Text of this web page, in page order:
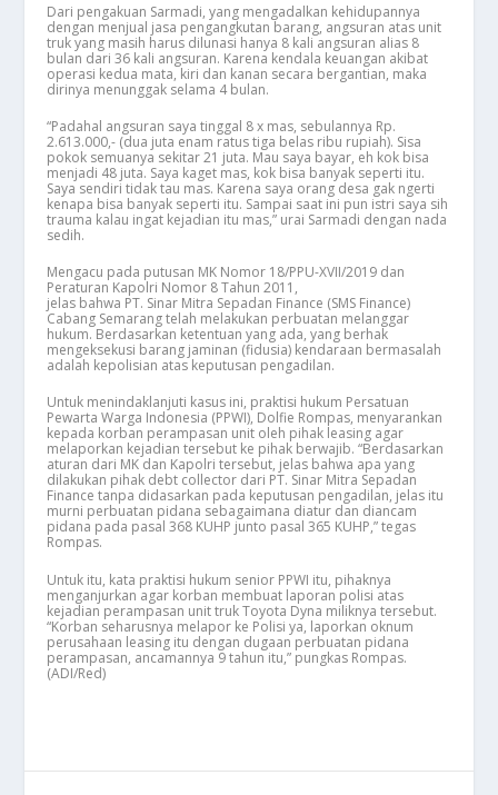
Dari pengakuan Sarmadi, yang mengadalkan kehidupannya
dengan menjual jasa pengangkutan barang, angsuran atas unit
truk yang masih harus dilunasi hanya 8 kali angsuran alias 8
bulan dari 36 kali angsuran. Karena kendala keuangan akibat
operasi kedua mata, kiri dan kanan secara bergantian, maka
dirinya menunggak selama 4 bulan.
“Padahal angsuran saya tinggal 8 x mas, sebulannya Rp.
2.613.000,- (dua juta enam ratus tiga belas ribu rupiah). Sisa
pokok semuanya sekitar 21 juta. Mau saya bayar, eh kok bisa
menjadi 48 juta. Saya kaget mas, kok bisa banyak seperti itu.
Saya sendiri tidak tau mas. Karena saya orang desa gak ngerti
kenapa bisa banyak seperti itu. Sampai saat ini pun istri saya sih
trauma kalau ingat kejadian itu mas,” urai Sarmadi dengan nada
sedih.
Mengacu pada putusan MK Nomor 18/PPU-XVII/2019 dan
Peraturan Kapolri Nomor 8 Tahun 2011,
jelas bahwa PT. Sinar Mitra Sepadan Finance (SMS Finance)
Cabang Semarang telah melakukan perbuatan melanggar
hukum. Berdasarkan ketentuan yang ada, yang berhak
mengeksekusi barang jaminan (fidusia) kendaraan bermasalah
adalah kepolisian atas keputusan pengadilan.
Untuk menindaklanjuti kasus ini, praktisi hukum Persatuan
Pewarta Warga Indonesia (PPWI), Dolfie Rompas, menyarankan
kepada korban perampasan unit oleh pihak leasing agar
melaporkan kejadian tersebut ke pihak berwajib. “Berdasarkan
aturan dari MK dan Kapolri tersebut, jelas bahwa apa yang
dilakukan pihak debt collector dari PT. Sinar Mitra Sepadan
Finance tanpa didasarkan pada keputusan pengadilan, jelas itu
murni perbuatan pidana sebagaimana diatur dan diancam
pidana pada pasal 368 KUHP junto pasal 365 KUHP,” tegas
Rompas.
Untuk itu, kata praktisi hukum senior PPWI itu, pihaknya
menganjurkan agar korban membuat laporan polisi atas
kejadian perampasan unit truk Toyota Dyna miliknya tersebut.
“Korban seharusnya melapor ke Polisi ya, laporkan oknum
perusahaan leasing itu dengan dugaan perbuatan pidana
perampasan, ancamannya 9 tahun itu,” pungkas Rompas.
(ADI/Red)